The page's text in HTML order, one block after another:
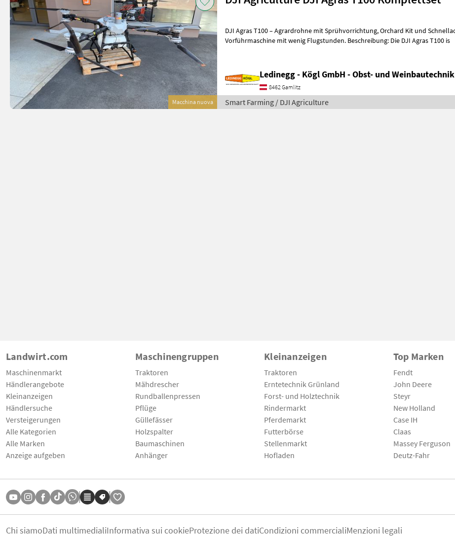
Macchina nuova
DJI Agras T100 – Agrardrohne mit Sprühvorrichtung, Orchard Kit und Schnelladesystem –
Vorführmaschine mit wenig Flugstunden. Beschreibung: Die DJI Agras T100 is
Ledinegg - Kögl GmbH - Obst- und Weinbautechnik
8462 Gamlitz
Smart Farming / DJI Agriculture
Landwirt.com
Maschinenmarkt
Händlerangebote
Kleinanzeigen
Händlersuche
Versteigerungen
Alle Kategorien
Alle Marken
Anzeige aufgeben
Maschinengruppen
Traktoren
Mähdrescher
Rundballenpressen
Pflüge
Güllefässer
Holzspalter
Baumaschinen
Anhänger
Kleinanzeigen
Traktoren
Erntetechnik Grünland
Forst- und Holztechnik
Rindermarkt
Pferdemarkt
Futterbörse
Stellenmarkt
Hofladen
Top Marken
Fendt
John Deere
Steyr
New Holland
Case IH
Claas
Massey Ferguson
Deutz-Fahr
Chi siamoDati multimedialiInformativa sui cookieProtezione dei datiCondizioni commercialiMenzioni legali